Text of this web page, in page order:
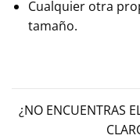
Cualquier otra
tamaño.
¿NO ENCUENTRAS